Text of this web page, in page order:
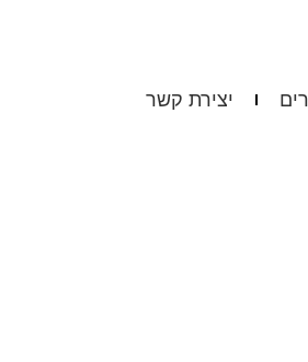
יצירת קשר